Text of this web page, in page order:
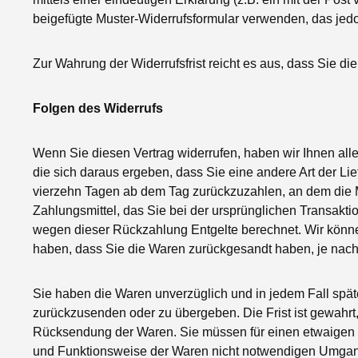
beigefügte Muster-Widerrufsformular verwenden, das
Zur Wahrung der Widerrufsfrist reicht es aus, dass Sie
Folgen des Widerrufs
Wenn Sie diesen Vertrag widerrufen, haben wir Ihnen
die sich daraus ergeben, dass Sie eine andere Art der
vierzehn Tagen ab dem Tag zurückzuzahlen, an dem
Zahlungsmittel, das Sie bei der ursprünglichen
wegen dieser Rückzahlung Entgelte berechnet. Wir
haben, dass Sie die Waren zurückgesandt haben, je
Sie haben die Waren unverzüglich und in jedem Fall
zurückzusenden oder zu übergeben. Die Frist ist
Rücksendung der Waren. Sie müssen für einen
und Funktionsweise der Waren nicht notwendigen